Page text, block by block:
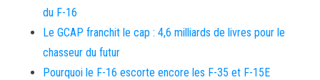
du F-16
Le GCAP franchit le cap : 4,6 milliards de livres pour le
chasseur du futur
Pourquoi le F-16 escorte encore les F-35 et F-15E